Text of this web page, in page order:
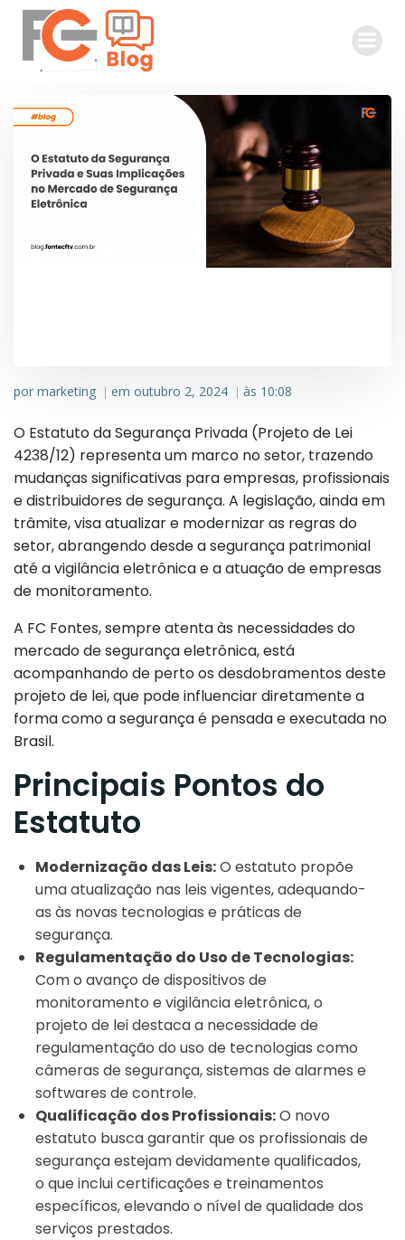
por marketing | em outubro 2, 2024 | às 10:08
O Estatuto da Segurança Privada (Projeto de Lei
4238/12) representa um marco no setor, trazendo
mudanças significativas para empresas, profissionais
e distribuidores de segurança. A legislação, ainda em
trâmite, visa atualizar e modernizar as regras do
setor, abrangendo desde a segurança patrimonial
até a vigilância eletrônica e a atuação de empresas
de monitoramento.
A FC Fontes, sempre atenta às necessidades do
mercado de segurança eletrônica, está
acompanhando de perto os desdobramentos deste
projeto de lei, que pode influenciar diretamente a
forma como a segurança é pensada e executada no
Brasil.
Principais Pontos do
Estatuto
Modernização das Leis:O estatuto propõe
uma atualização nas leis vigentes, adequando-
as às novas tecnologias e práticas de
segurança.
Regulamentação do Uso de Tecnologias:
Com o avanço de dispositivos de
monitoramento e vigilância eletrônica, o
projeto de lei destaca a necessidade de
regulamentação do uso de tecnologias como
câmeras de segurança, sistemas de alarmes e
softwares de controle.
Qualificação dos Profissionais:O novo
estatuto busca garantir que os profissionais de
segurança estejam devidamente qualificados,
o que inclui certificações e treinamentos
específicos, elevando o nível de qualidade dos
serviços prestados.